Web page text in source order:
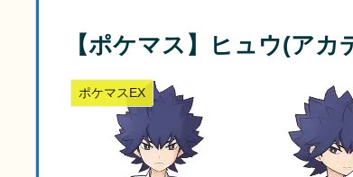
【ポケマス】ヒュウ(ア
ポケマスEX